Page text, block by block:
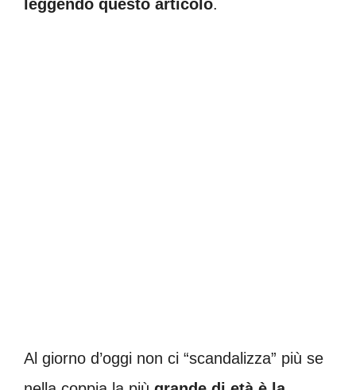
leggendo questo articolo.
Al giorno d’oggi non ci “scandalizza” più se